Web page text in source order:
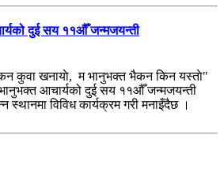
दुई सय ११औँ जन्मजयन्ती
कुवा खनायाे, म भानुभक्त भैकन किन यस्ताे"
आचार्यको दुई सय ११औँ जन्मजयन्ती
विविध कार्यक्रम गरी मनाइँदैछ ।